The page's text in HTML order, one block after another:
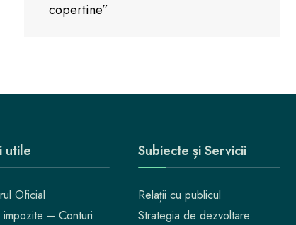
copertine”
utile
Oficial
impozite – Conturi
Subiecte și Servicii
Relații cu publicul
Strategia de dezvoltare